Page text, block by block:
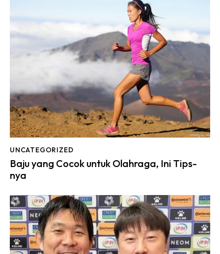
UNCATEGORIZED
Baju yang Cocok untuk Olahraga, Ini Tips-
nya